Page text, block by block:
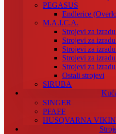
PEGASUS
Endlerice
M.A.I.C.A.
Strojevi za
Strojevi za izradu
Strojevi za
Strojevi za
Strojevi za
Ostali strojevi
SIRUBA
SINGER
PFAFF
HUSQVARNA